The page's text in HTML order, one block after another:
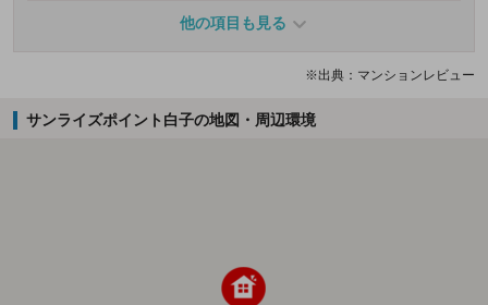
他の項目も見る
※出典：マンションレビュー
サンライズポイント白子の地図・周辺環境